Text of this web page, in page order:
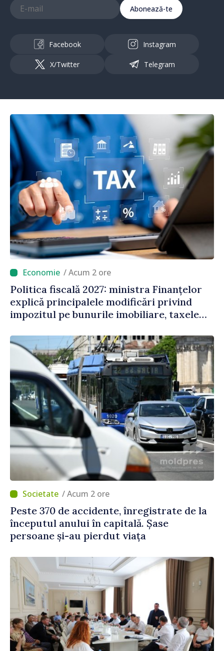
Abonează-te
Facebook Instagram
X/Twitter Telegram
/ Acum 2 ore
Politica fiscală 2027: ministra Finanțelor
explică principalele modificări privind
impozitul pe bunurile imobiliare, taxele
/ Acum 2 ore
Peste 370 de accidente, înregistrate de la
începutul anului în capitală. Șase
persoane și-au pierdut viața